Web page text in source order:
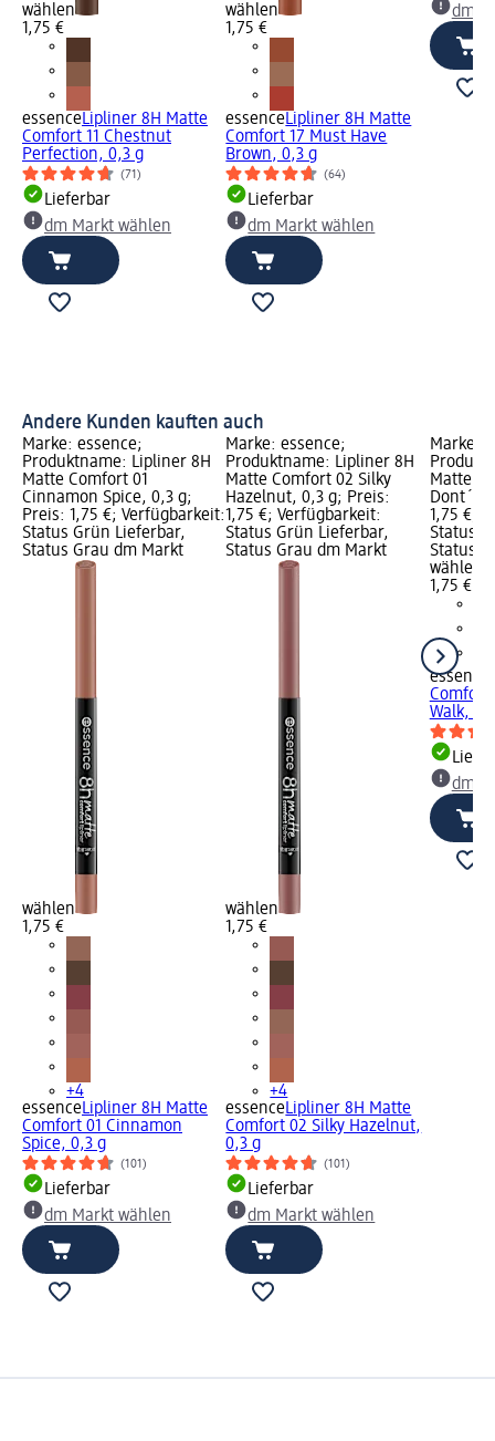
wählen
1,75 €
essenceLipliner 8H Matte
Comfort 11 Chestnut
Perfection, 0,3 g
(71)
Lieferbar
dm Markt wählen
wählen
1,75 €
essenceLipliner 8H Matte
Comfort 17 Must Have
Brown, 0,3 g
(64)
Lieferbar
dm Markt wählen
dm
Andere Kunden kauften auch
Marke: essence;
Produktname: Lipliner 8H
Matte Comfort 01
Cinnamon Spice, 0,3 g;
Preis: 1,75 €; Verfügbarkeit:
Status Grün Lieferbar,
Status Grau dm Markt
wählen
1,75 €
+4
essenceLipliner 8H Matte
Comfort 01 Cinnamon
Spice, 0,3 g
(101)
Lieferbar
dm Markt wählen
Marke: essence;
Produktname: Lipliner 8H
Matte Comfort 02 Silky
Hazelnut, 0,3 g; Preis:
1,75 €; Verfügbarkeit:
Status Grün Lieferbar,
Status Grau dm Markt
wählen
1,75 €
+4
essenceLipliner 8H Matte
Comfort 02 Silky Hazelnut,
0,3 g
(101)
Lieferbar
dm Markt wählen
Marke:
Matte
Dont´t
1,75 €;
Status
Status
wählen
1,75 €
essence
Comfort
Walk,
dm